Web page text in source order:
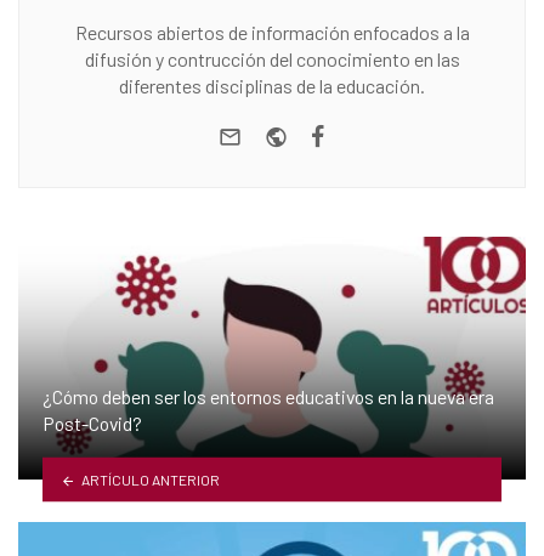
Recursos abiertos de información enfocados a la
difusión y contrucción del conocimiento en las
diferentes disciplinas de la educación.
e-mail Website
¿Cómo deben ser los entornos educativos en la nueva era
Post-Covid?
ARTÍCULO ANTERIOR